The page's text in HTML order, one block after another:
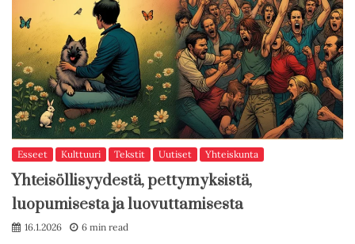
Esseet Kulttuuri Tekstit Uutiset Yhteiskunta
Yhteisöllisyydestä, pettymyksistä,
luopumisesta ja luovuttamisesta
16.1.2026 6 min read